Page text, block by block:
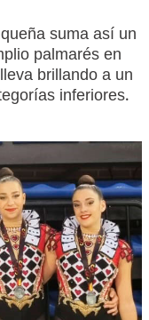
suma así un
palmarés en
brillando a un
inferiores.